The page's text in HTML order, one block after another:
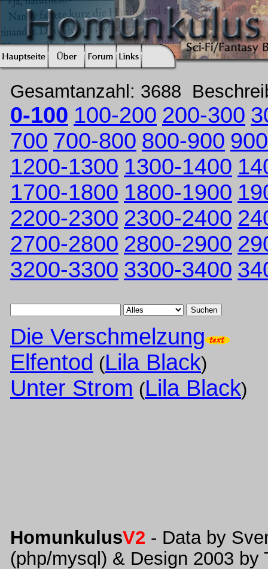
Gesamtanzahl: 3688
0-100 100-200 200-300
700 700-800 800-900
1200-1300 1300-1400
1700-1800 1800-1900
2200-2300 2300-2400
2700-2800 2800-2900
3200-3300 3300-3400
Suchen
Die Verschmelzung
Elfentod (Lila Black)
Unter Strom (Lila Black)
HomunkulusV2 - Data by
(php/mysql) & Design 2003